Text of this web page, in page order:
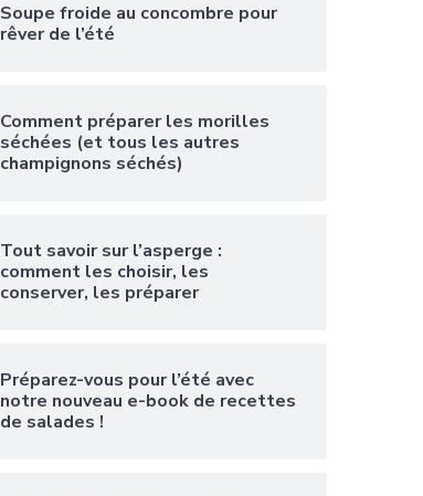
Soupe froide au concombre pour
rêver de l’été
Comment préparer les morilles
séchées (et tous les autres
champignons séchés)
Tout savoir sur l’asperge :
comment les choisir, les
conserver, les préparer
Préparez-vous pour l’été avec
notre nouveau e-book de recettes
de salades !